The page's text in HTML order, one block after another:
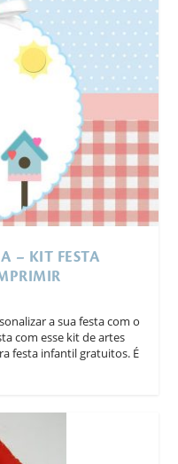
– KIT FESTA
a sua festa com o
com esse kit de artes
festa infantil gratuitos. É